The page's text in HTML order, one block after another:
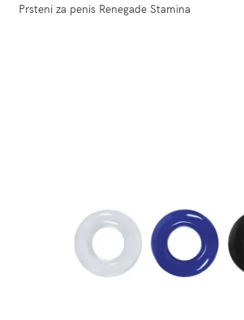
Prsteni za penis Renegade Stamina